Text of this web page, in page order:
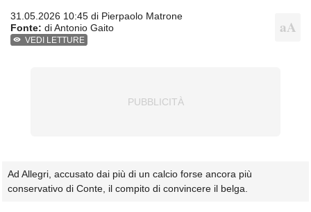
31.05.2026 10:45 di Pierpaolo Matrone
Fonte: di Antonio Gaito
VEDI LETTURE
Ad Allegri, accusato dai più di un calcio forse ancora più
conservativo di Conte, il compito di convincere il belga.